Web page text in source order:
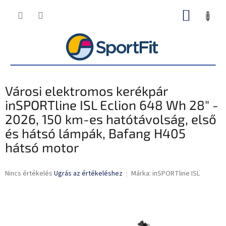
KOSÁR
Városi elektromos kerékpár
inSPORTline ISL Eclion 648 Wh 28" -
2026, 150 km-es hatótávolság, első
és hátsó lámpák, Bafang H405
hátsó motor
A
Nincs értékelés Ugrás az értékeléshez Márka: inSPORTline ISL